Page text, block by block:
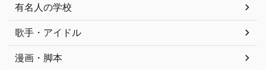
有名人の学校
歌手・アイドル
漫画・脚本